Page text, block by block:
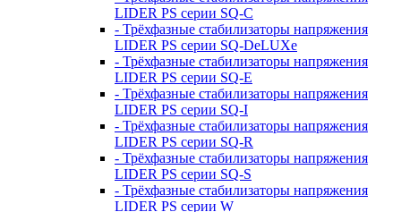
LIDER PS серии SQ-C
- Трёхфазные стабилизаторы напряжения
LIDER PS серии SQ-DeLUXe
- Трёхфазные стабилизаторы напряжения
LIDER PS серии SQ-E
- Трёхфазные стабилизаторы напряжения
LIDER PS серии SQ-I
- Трёхфазные стабилизаторы напряжения
LIDER PS серии SQ-R
- Трёхфазные стабилизаторы напряжения
LIDER PS серии SQ-S
- Трёхфазные стабилизаторы напряжения
LIDER PS серии W